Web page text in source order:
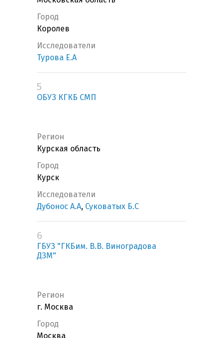
Город
Королев
Исследователи
Турова Е.А
5
ОБУЗ КГКБ СМП
Регион
Курская область
Город
Курск
Исследователи
Дубонос А.А, Суковатых Б.С
6
ГБУЗ "ГКБим. В.В. Виноградова
ДЗМ"
Регион
г. Москва
Город
Москва